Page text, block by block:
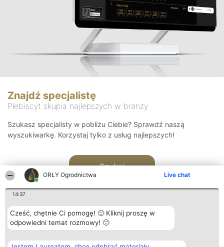
ORŁY Ogrodnictwa Live chat
14:37
Cześć, chętnie Ci pomogę! 🙂 Kliknij proszę w
odpowiedni temat rozmowy! 🙂
Znajdź specjalistę
Plebiscyt skupia najlepszych w branży
Szukasz specjalisty w pobliżu Ciebie? Sprawdź naszą
wyszukiwarkę. Korzystaj tylko z usług najlepszych!
Szukaj
Organizator plebiscytu Plebiscyt Kontakt